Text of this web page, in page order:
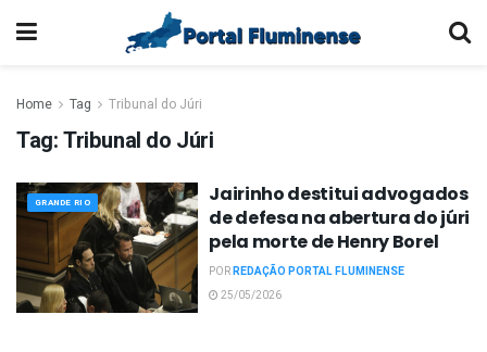
Home Tag Tribunal do Júri
Tag:Tribunal do Júri
GRANDE RIO
Jairinho destitui advogados
de defesa na abertura do júri
pela morte de Henry Borel
PORREDAÇÃO PORTAL FLUMINENSE
25/05/2026